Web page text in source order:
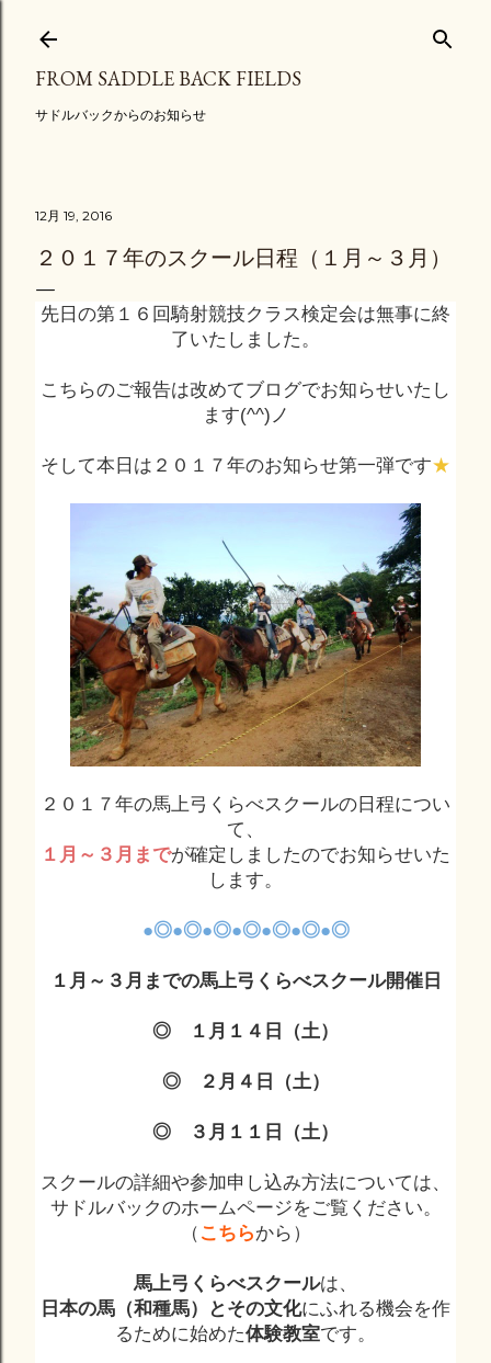
スキップしてメイン コンテンツに移動
FROM SADDLE BACK FIELDS
サドルバックからのお知らせ
12月 19, 2016
２０１７年のスクール日程（１月～３月）
先日の第１６回騎射競技クラス検定会は無事に終
了いたしました。
こちらのご報告は改めてブログでお知らせいたし
ます(^^)ノ
そして本日は２０１７年のお知らせ第一弾です★
２０１７年の馬上弓くらべスクールの日程につい
て、
１月～３ 月までが確定しましたのでお知らせいた
します。
●◎●◎●◎●◎●◎●◎●◎
１月～３月までの馬上弓くらべスクール開催日
◎ １月１４ 日（土）
◎２ 月４日（土）
◎ ３ 月１１日（土）
スクールの詳細や参加申し込み方法については、
サドルバックのホームページをご覧ください。
（ こちらから）
馬上弓くらべスクールは、
日本の馬（和種馬）とその文化にふれる機会を作
るために始めた体験教室です。